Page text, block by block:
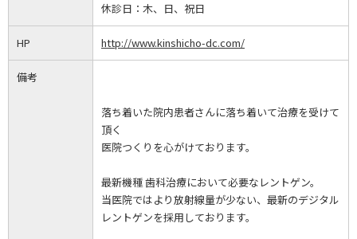
休診日： 木、日、祝日
HP http://www.kinshicho-dc.com/
備考
落ち着いた院内患者さんに落ち着いて治療を受けて
頂く
医院つくりを心がけております。
最新機種 歯科治療において必要なレントゲン。
当医院ではより放射線量が少ない、最新のデジタル
レントゲンを採用しております。